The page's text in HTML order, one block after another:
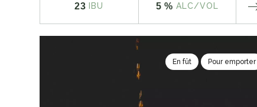
23 IBU 5 % ALC/VOL
En fût Pour emporter